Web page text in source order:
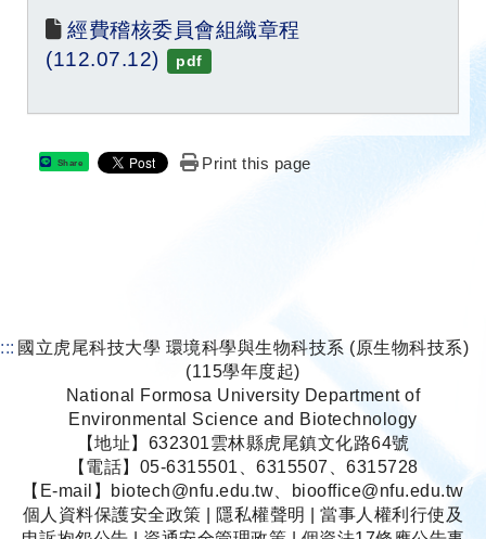
經費稽核委員會組織章程
(112.07.12)
pdf
Share Print this page
::: 國立虎尾科技大學 環境科學與生物科技系 (原生物科技系)
(115學年度起)
National Formosa University Department of
Environmental Science and Biotechnology
【地址】632301雲林縣虎尾鎮文化路64號
【電話】05-6315501、6315507、6315728
【E-mail】biotech@nfu.edu.tw、biooffice@nfu.edu.tw
個人資料保護安全政策
隱私權聲明 |當事人權利行使及